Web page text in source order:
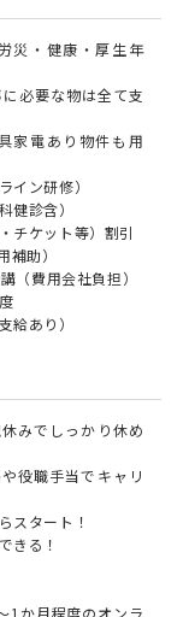
災・健康・厚生年
必要な物は全て支
家電あり物件も用
ン研修）
診含）
チケット等）割引
助）
（費用会社負担）
あり）
みでしっかり休め
役職手当でキャリ
スタート！
きる！
1か月程度のオンラ